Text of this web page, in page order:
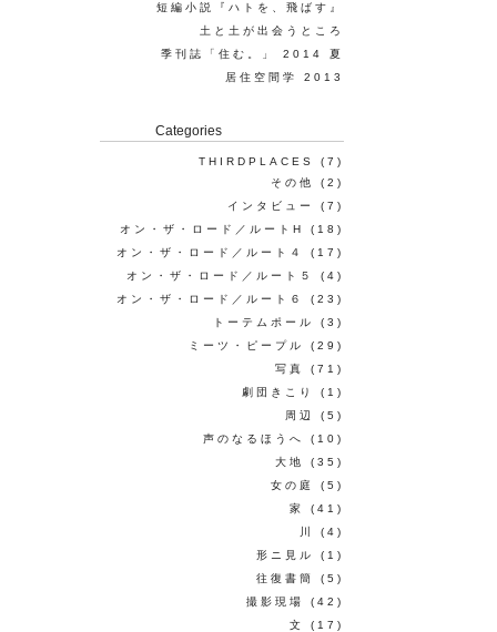
短編小説『ハトを、飛ばす』
土と土が出会うところ
季刊誌「住む。」 2014 夏
居住空間学 2013
Categories
THIRDPLACES
(7)
その他
(2)
インタビュー
(7)
オン・ザ・ロード／ルートH
(18)
オン・ザ・ロード／ルート４
(17)
オン・ザ・ロード／ルート５
(4)
オン・ザ・ロード／ルート６
(23)
トーテムポール
(3)
ミーツ・ピープル
(29)
写真
(71)
劇団きこり
(1)
周辺
(5)
声のなるほうへ
(10)
大地
(35)
女の庭
(5)
家
(41)
川
(4)
形ニ見ル
(1)
往復書簡
(5)
撮影現場
(42)
文
(17)